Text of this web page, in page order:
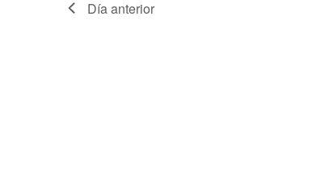
Día anterior